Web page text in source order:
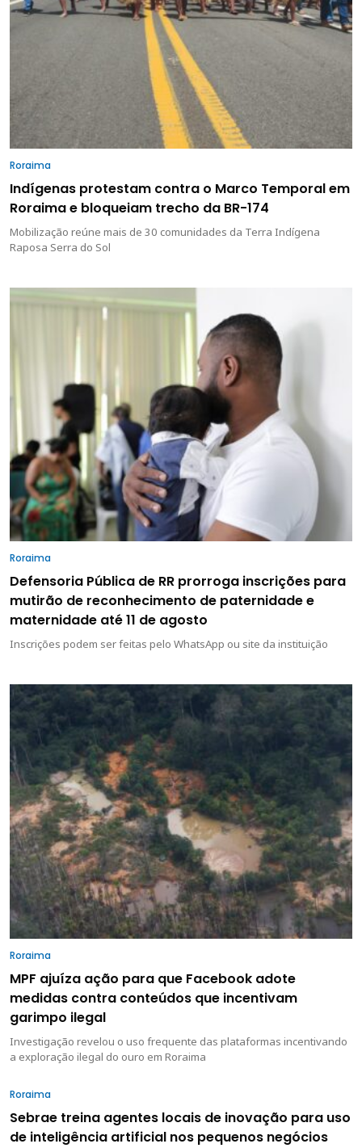
Roraima
Indígenas protestam contra o Marco Temporal em
Roraima e bloqueiam trecho da BR-174
Mobilização reúne mais de 30 comunidades da Terra Indígena
Raposa Serra do Sol
Roraima
Defensoria Pública de RR prorroga inscrições para
mutirão de reconhecimento de paternidade e
maternidade até 11 de agosto
Inscrições podem ser feitas pelo WhatsApp ou site da instituição
Roraima
MPF ajuíza ação para que Facebook adote
medidas contra conteúdos que incentivam
garimpo ilegal
Investigação revelou o uso frequente das plataformas incentivando
a exploração ilegal do ouro em Roraima
Roraima
Sebrae treina agentes locais de inovação para uso
de inteligência artificial nos pequenos negócios